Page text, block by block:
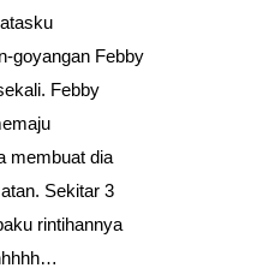
goyangan Febby
Febby
membuat dia
Sekitar 3
rintihannya